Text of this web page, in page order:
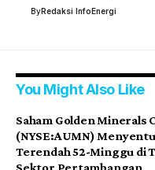
ByRedaksi InfoEnergi
You Might Also Like
Saham Golden Minerals
(NYSE:AUMN)
Terendah 52-Minggu di
Sektor Pertambangan